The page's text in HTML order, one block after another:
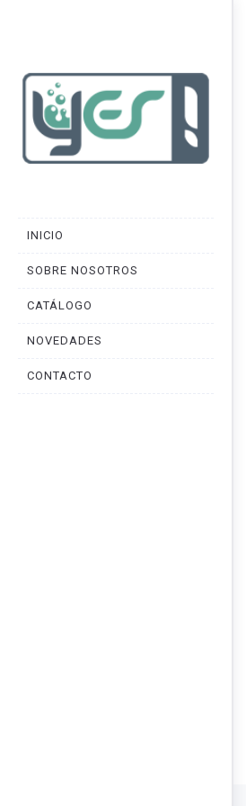
INICIO
SOBRE NOSOTROS
CATÁLOGO
NOVEDADES
CONTACTO